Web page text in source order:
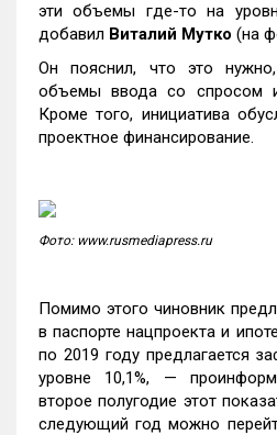
эти объемы где-то на
добавил Виталий Мутко (на
Он пояснил, что это
объемы ввода со спросом
Кроме того, инициатива
проектное финансирование.
Фото: www.rusmediapress.ru
Помимо этого чиновник
в паспорте нацпроекта и
по 2019 году предлагается
уровне 10,1%, —
второе полугодие этот
следующий год можно